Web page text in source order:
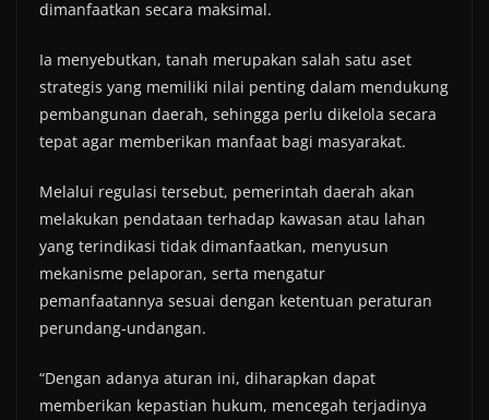
dimanfaatkan secara maksimal.
Ia menyebutkan, tanah merupakan salah satu aset
strategis yang memiliki nilai penting dalam mendukung
pembangunan daerah, sehingga perlu dikelola secara
tepat agar memberikan manfaat bagi masyarakat.
Melalui regulasi tersebut, pemerintah daerah akan
melakukan pendataan terhadap kawasan atau lahan
yang terindikasi tidak dimanfaatkan, menyusun
mekanisme pelaporan, serta mengatur
pemanfaatannya sesuai dengan ketentuan peraturan
perundang-undangan.
“Dengan adanya aturan ini, diharapkan dapat
memberikan kepastian hukum, mencegah terjadinya